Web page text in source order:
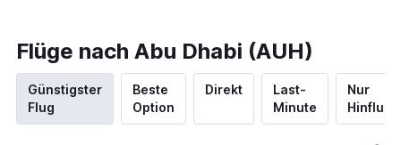
Flüge nach Abu Dhabi (AUH)
Günstigster
Flug
Beste
Option
Direkt
Last-
Minute
Nur
Hinflug